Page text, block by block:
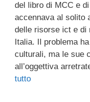
del libro di MCC e
accennava al solito
delle risorse ict e di
Italia. Il problema
culturali, ma le sue
all’oggettiva
tutto